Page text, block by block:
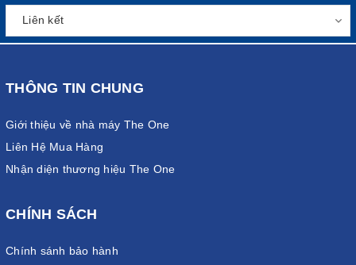
THÔNG TIN CHUNG
Giới thiệu về nhà máy The One
Liên Hệ Mua Hàng
Nhận diện thương hiệu The One
CHÍNH SÁCH
Chính sánh bảo hành